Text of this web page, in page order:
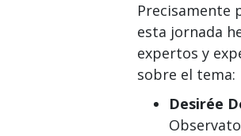
Precisamente
esta jornada
expertos y
sobre el tema:
Desirée